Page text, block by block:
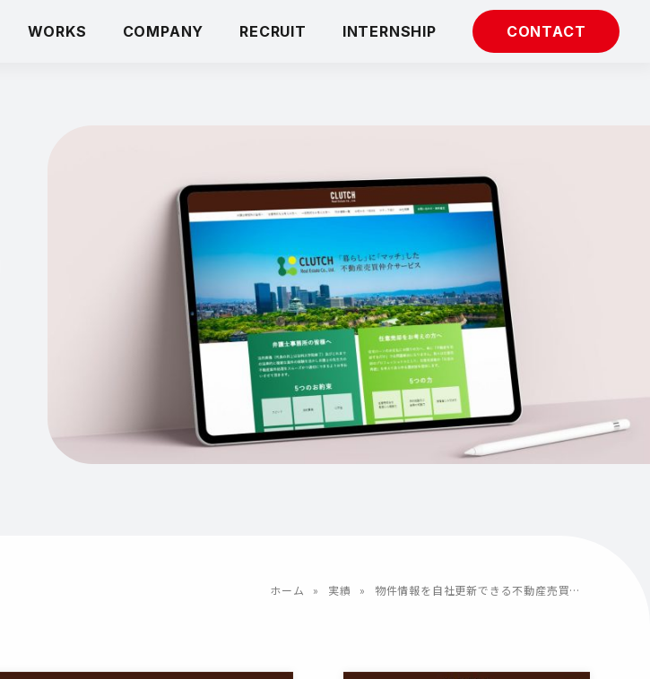
WORKS COMPANY RECRUIT INTERNSHIP CONTACT
ホーム » 実績 » 物件情報を自社更新できる不動産売買仲介サービスサイト